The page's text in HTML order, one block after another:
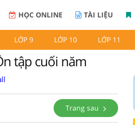
HỌC ONLINE TÀI LIỆU
LỚP 9 LỚP 10 LỚP 11
tập cuối năm
Trang sau